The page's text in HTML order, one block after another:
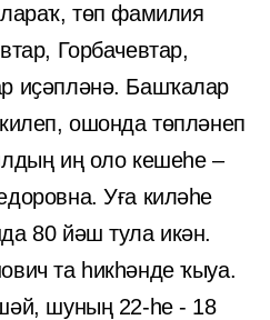
төп фамилия
Горбачевтар,
иҫәпләнә. Башҡалар
ошонда төпләнеп
иң оло кешеһе –
Уға киләһе
80 йәш тула икән.
та һикһәнде ҡыуа.
шуның 22-һе - 18